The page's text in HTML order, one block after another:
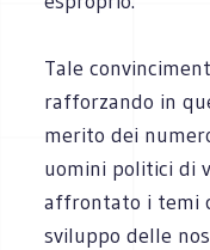
Tale
rafforzando in
merito dei
uomini politici di
affrontato i temi
sviluppo delle